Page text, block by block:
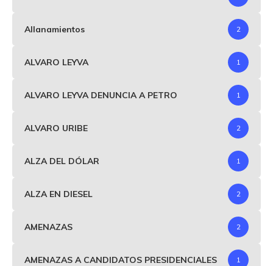
Allanamientos 2
ALVARO LEYVA 1
ALVARO LEYVA DENUNCIA A PETRO 1
ALVARO URIBE 2
ALZA DEL DÓLAR 1
ALZA EN DIESEL 2
AMENAZAS 2
AMENAZAS A CANDIDATOS PRESIDENCIALES 1